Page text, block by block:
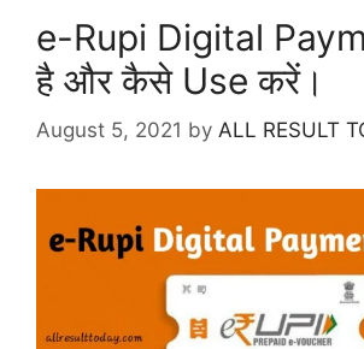
e-Rupi Digital
है और कैसे Use करें।
August 5, 2021 by ALL RESULT